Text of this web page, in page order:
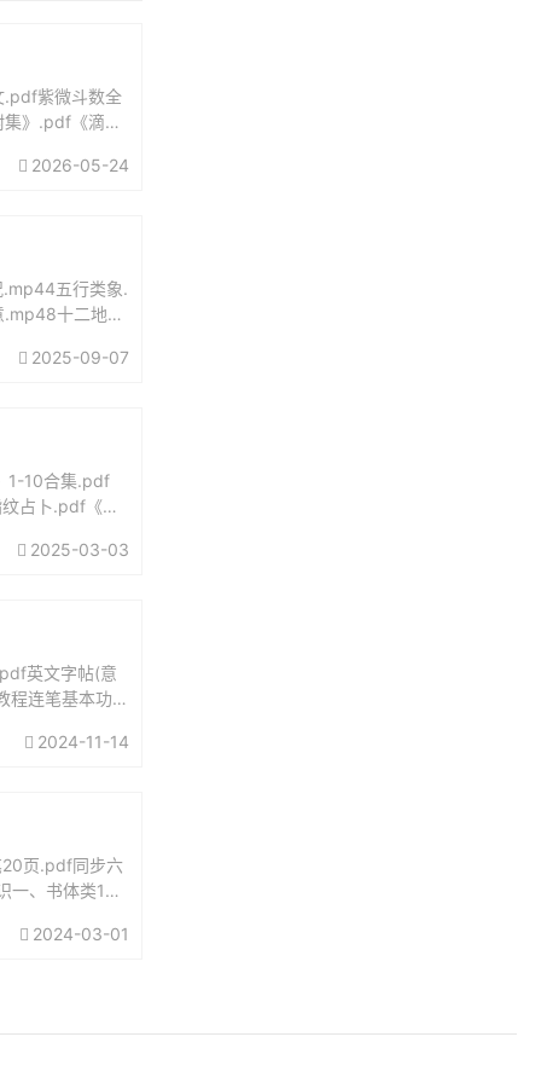
.pdf紫微斗数全
》.pdf《滴天
2026-05-24
五行类象.
十二地支
2025-09-07
1-10合集.pdf
占卜.pdf《世
2025-03-03
英文字帖(意
程连笔基本功.p
2024-11-14
页.pdf同步六
、书体类1，
2024-03-01